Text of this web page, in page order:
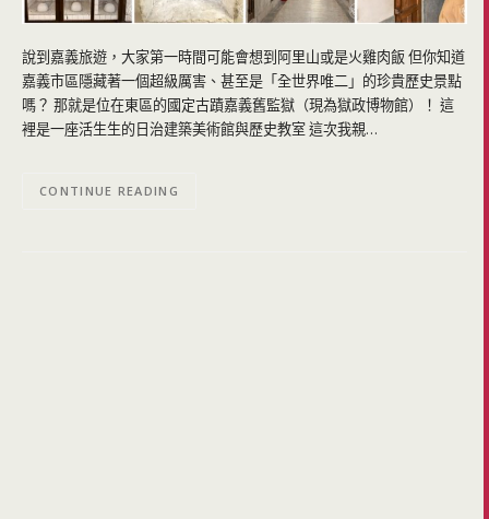
說到嘉義旅遊，大家第一時間可能會想到阿里山或是火雞肉飯 但你知道
嘉義市區隱藏著一個超級厲害、甚至是「全世界唯二」的珍貴歷史景點
嗎？ 那就是位在東區的國定古蹟嘉義舊監獄（現為獄政博物館）！ 這
裡是一座活生生的日治建築美術館與歷史教室 這次我親…
CONTINUE READING